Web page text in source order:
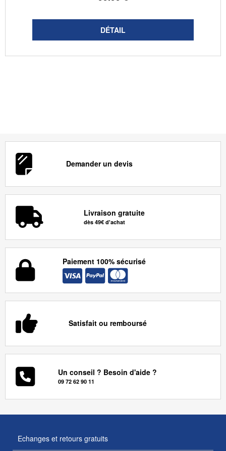
Demander un devis
Livraison gratuite
dès 49€ d'achat
Paiement 100% sécurisé
Satisfait ou remboursé
Un conseil ? Besoin d'aide ?
09 72 62 90 11
Echanges et retours gratuits